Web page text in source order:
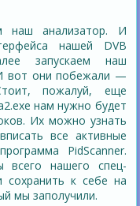
наш анализатор. И
нашей DVB
запускаем наш
вот они побежали —
пожалуй, еще
нам нужно будет
Их можно узнать
все активные
PidScanner.
всего нашего спец-
к себе на
мы заполучили.